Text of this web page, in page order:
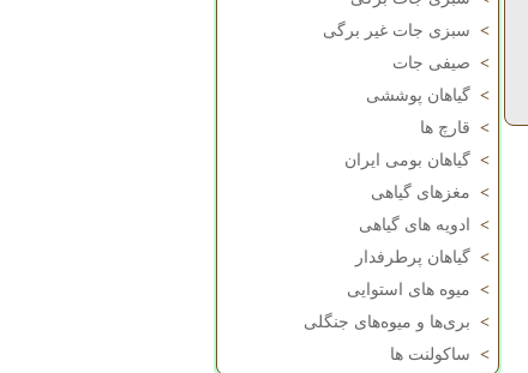
> سبزی جات غیر برگی
> صیفی جات
> گیاهان پوششی
> قارچ ها
> گیاهان بومی ایران
> مغزهای گیاهی
>
ادویه های گیاهی
> گیاهان پرطرفدار
> میوه های استوایی
> بری‌ها و میوه‌های جنگلی
> ساکولنت ها